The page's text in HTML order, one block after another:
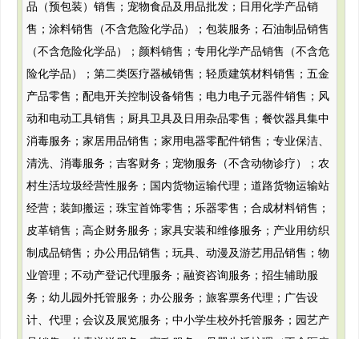
品（预包装）销售；宠物食品及用品批发；日用化学产品销
售；涂料销售（不含危险化学品）；包装服务；石油制品销售
（不含危险化学品）；颜料销售；专用化学产品销售（不含危
险化学品）；第二类医疗器械销售；轻质建筑材料销售；五金
产品零售；配电开关控制设备销售；电力电子元器件销售；风
动和电动工具销售；厨具卫具及日用杂品零售；餐饮器具集中
消毒服务；家居用品销售；家用电器零配件销售；专业保洁、
清洗、消毒服务；吉客财务；宠物服务（不含动物诊疗）；农
村生活垃圾经营性服务；国内货物运输代理；道路货物运输站
经营；装卸搬运；珠宝首饰零售；乐器零售；合成材料销售；
皮革销售；高企财务服务；家具安装和维修服务；产业用纺织
制成品销售；办公用品销售；玩具、动漫及游艺用品销售；物
业管理；不动产登记代理服务；融资咨询服务；招生辅助服
务；幼儿园外托管服务；办公服务；旅客票务代理；广告设
计、代理；会议及展览服务；中小学生校外托管服务；园艺产